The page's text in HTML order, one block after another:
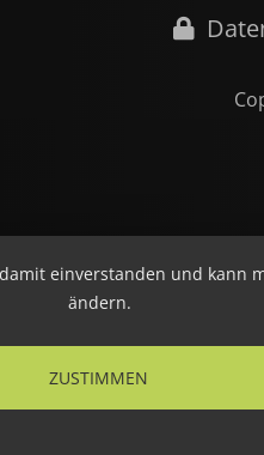
einverstanden und
ändern.
ZUSTIMMEN